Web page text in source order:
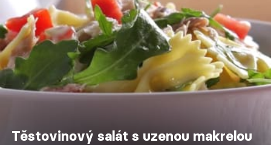
Těstovinový salát s uzenou makrelou